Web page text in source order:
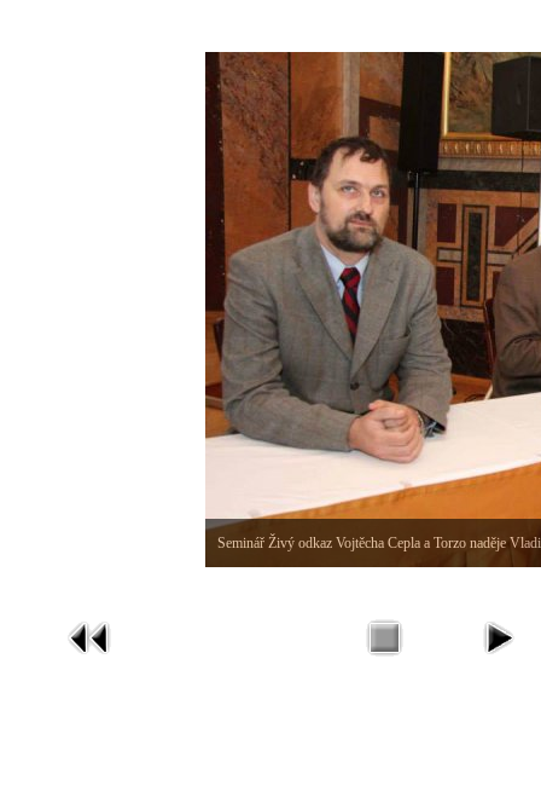
Seminář Živý odkaz Vojtěcha Cepla a Torzo naděje